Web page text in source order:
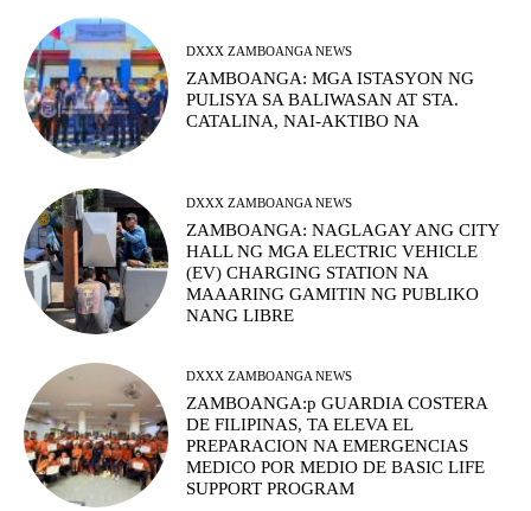
DXXX ZAMBOANGA NEWS
ZAMBOANGA: MGA ISTASYON NG
PULISYA SA BALIWASAN AT STA.
CATALINA, NAI-AKTIBO NA
DXXX ZAMBOANGA NEWS
ZAMBOANGA: NAGLAGAY ANG CITY
HALL NG MGA ELECTRIC VEHICLE
(EV) CHARGING STATION NA
MAAARING GAMITIN NG PUBLIKO
NANG LIBRE
DXXX ZAMBOANGA NEWS
ZAMBOANGA:p GUARDIA COSTERA
DE FILIPINAS, TA ELEVA EL
PREPARACION NA EMERGENCIAS
MEDICO POR MEDIO DE BASIC LIFE
SUPPORT PROGRAM